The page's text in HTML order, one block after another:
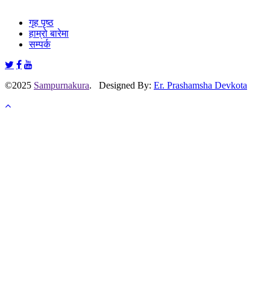
गृह पृष्ठ
हाम्रो बारेमा
सम्पर्क
©2025 Sampurnakura. Designed By: Er. Prashamsha Devkota